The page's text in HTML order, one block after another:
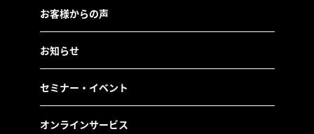
お客様からの声
お知らせ
セミナー・イベント
オンラインサービス